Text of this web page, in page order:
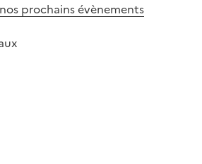
prochains évènements